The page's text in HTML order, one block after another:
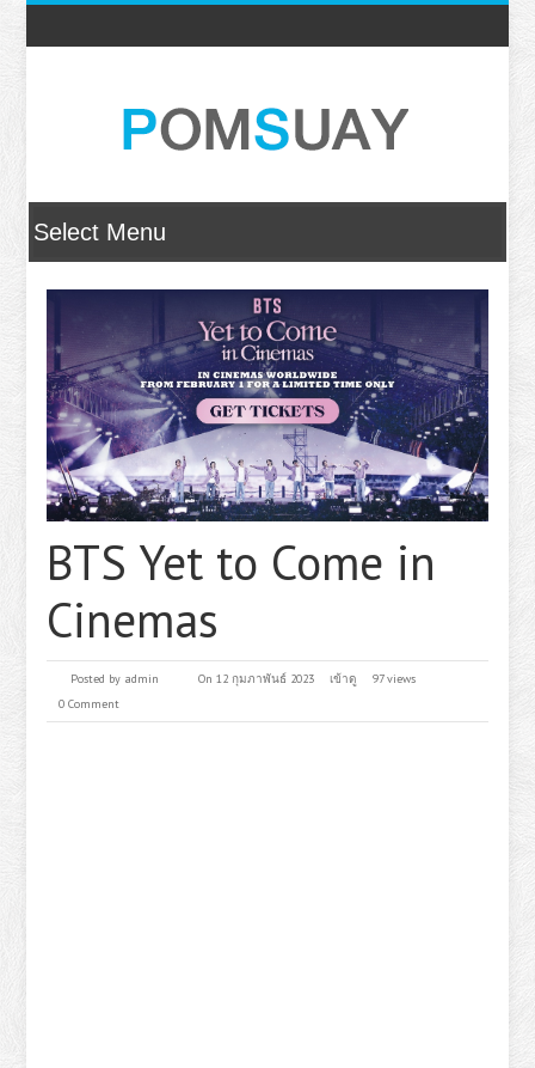
BTS Yet to Come in
Cinemas
Posted by admin On 12 กุมภาพันธ์ 2023 เข้าดู
97 views
0 Comment